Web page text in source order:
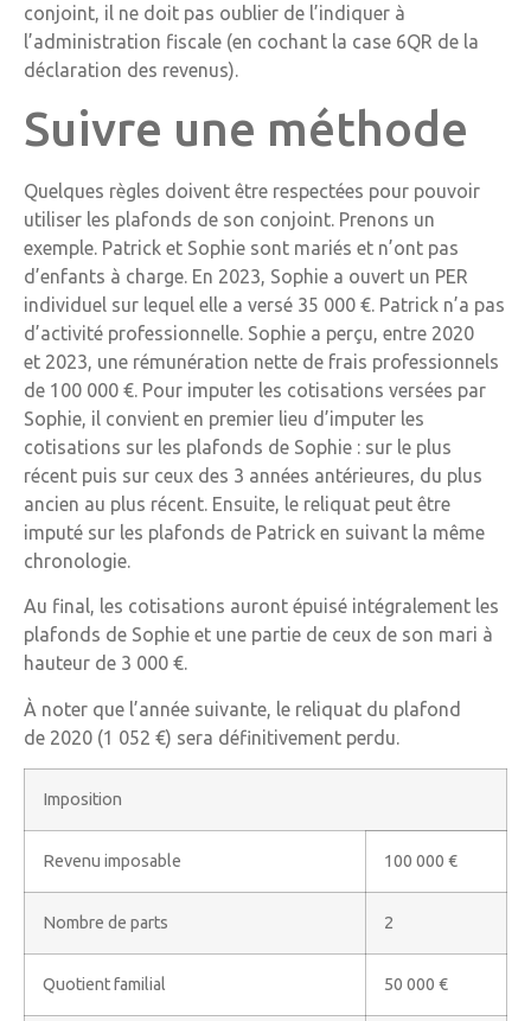
conjoint, il ne doit pas oublier de l’indiquer à
l’administration fiscale (en cochant la case 6QR de la
déclaration des revenus).
Suivre une méthode
Quelques règles doivent être respectées pour pouvoir
utiliser les plafonds de son conjoint. Prenons un
exemple. Patrick et Sophie sont mariés et n’ont pas
d’enfants à charge. En 2023, Sophie a ouvert un PER
individuel sur lequel elle a versé 35 000 €. Patrick n’a pas
d’activité professionnelle. Sophie a perçu, entre 2020
et 2023, une rémunération nette de frais professionnels
de 100 000 €. Pour imputer les cotisations versées par
Sophie, il convient en premier lieu d’imputer les
cotisations sur les plafonds de Sophie : sur le plus
récent puis sur ceux des 3 années antérieures, du plus
ancien au plus récent. Ensuite, le reliquat peut être
imputé sur les plafonds de Patrick en suivant la même
chronologie.
Au final, les cotisations auront épuisé intégralement les
plafonds de Sophie et une partie de ceux de son mari à
hauteur de 3 000 €.
À noter que l’année suivante, le reliquat du plafond
de 2020 (1 052 €) sera définitivement perdu.
Imposition
Revenu imposable 100 000 €
Nombre de parts 2
Quotient familial 50 000 €